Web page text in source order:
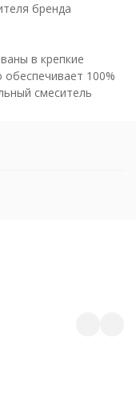
бренда
в крепкие
100%
смеситель